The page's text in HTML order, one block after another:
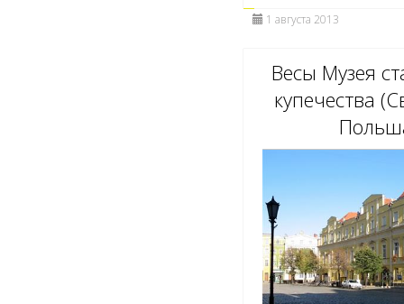
1 августа 2013
Весы Музея
купечества